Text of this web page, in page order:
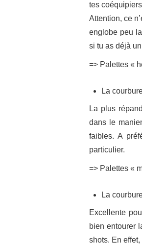
tes
Attention, ce
englobe peu
si tu as déjà
=> Palettes «
La
La plus
dans le
faibles. A
particulier.
=> Palettes «
La
Excellente
bien entourer
shots. En